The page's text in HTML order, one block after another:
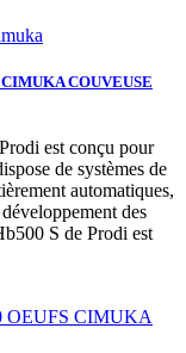
CIMUKACOUVEUSE
est conçu pour
de systèmes de
automatiques,
des
S de Prodi est